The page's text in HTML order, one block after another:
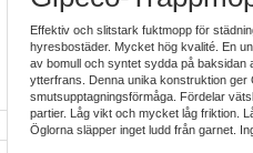
Effektiv och slitstark fuktmopp för
hyresbostäder. Mycket hög kvalité. En
av bomull och syntet sydda på
ytterfrans. Denna unika konstruktion
smutsupptagningsförmåga. Fördelar
partier. Låg vikt och mycket låg friktion.
Öglorna släpper inget ludd från garnet.